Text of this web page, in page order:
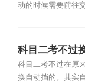
动的时候需要前往
科目二考不过
科目二考不过在原
换自动挡的。其实